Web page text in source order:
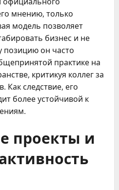
мнению, только
модель позволяет
бизнес и не
позицию он часто
практике на
критикуя коллег за
следствие, его
более устойчивой к
проекты и